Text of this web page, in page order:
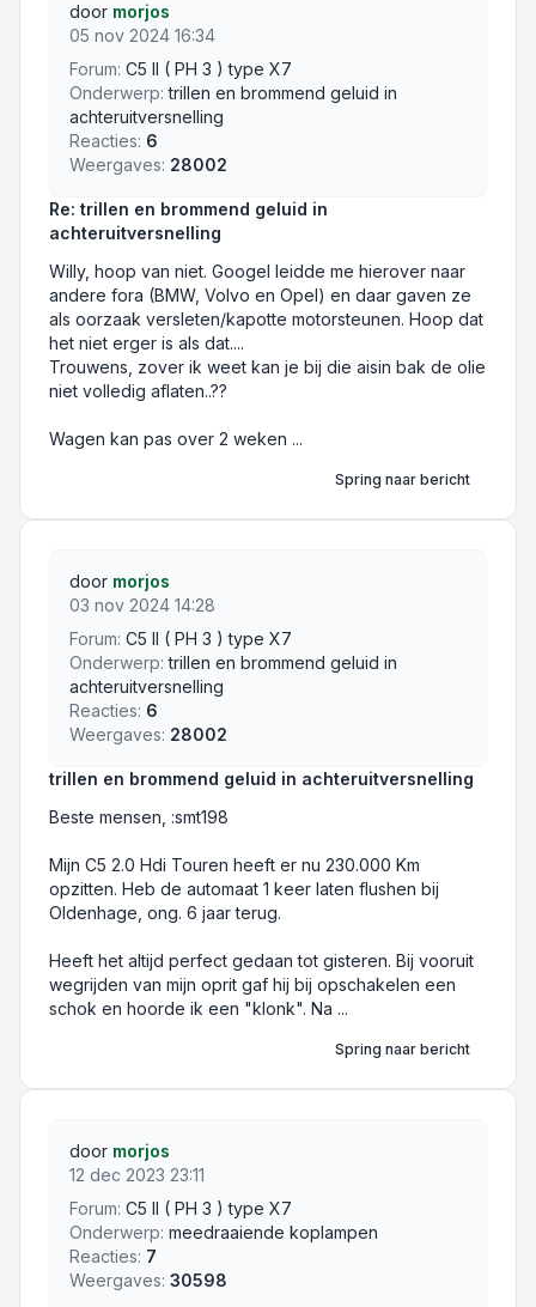
Re: trillen en brommend geluid in
achteruitversnelling
Willy, hoop van niet. Googel leidde me hierover naar
andere fora (BMW, Volvo en Opel) en daar gaven ze
als oorzaak versleten/kapotte motorsteunen. Hoop dat
het niet erger is als dat....
Trouwens, zover ik weet kan je bij die aisin bak de olie
niet volledig aflaten..??
Wagen kan pas over 2 weken ...
door morjos
05 nov 2024 16:34
Forum: C5 II ( PH 3 ) type X7
Onderwerp: trillen en brommend geluid in
achteruitversnelling
Reacties: 6
Weergaves: 28002
Spring naar bericht
trillen en brommend geluid in achteruitversnelling
Beste mensen, :smt198
Mijn C5 2.0 Hdi Touren heeft er nu 230.000 Km
opzitten. Heb de automaat 1 keer laten flushen bij
Oldenhage, ong. 6 jaar terug.
Heeft het altijd perfect gedaan tot gisteren. Bij vooruit
wegrijden van mijn oprit gaf hij bij opschakelen een
schok en hoorde ik een "klonk". Na ...
door morjos
03 nov 2024 14:28
Forum: C5 II ( PH 3 ) type X7
Onderwerp: trillen en brommend geluid in
achteruitversnelling
Reacties: 6
Weergaves: 28002
Spring naar bericht
door morjos
12 dec 2023 23:11
Forum: C5 II ( PH 3 ) type X7
Onderwerp: meedraaiende koplampen
Reacties: 7
Weergaves: 30598